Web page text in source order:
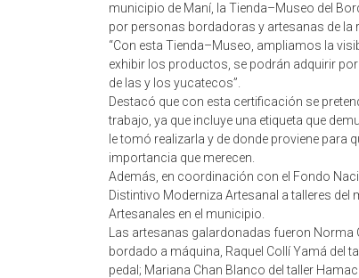
municipio de Maní, la Tienda–Museo del
por personas bordadoras y artesanas de la
“Con esta Tienda–Museo, ampliamos la
exhibir los productos, se podrán adquirir
de las y los yucatecos”.
Destacó que con esta certificación se
trabajo, ya que incluye una etiqueta que
le tomó realizarla y de donde proviene
importancia que merecen.
Además, en coordinación con el Fondo
Distintivo Moderniza Artesanal a talleres del
Artesanales en el municipio.
Las artesanas galardonadas fueron
bordado a máquina, Raquel Collí Yamá del
pedal; Mariana Chan Blanco del taller